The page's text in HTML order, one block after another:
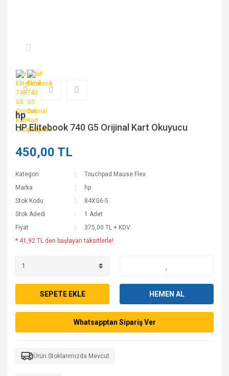
hp
HP Elitebook 740 G5 Orijinal Kart Okuyucu
450,00 TL
Kategori
Touchpad Mause Flex
Marka
hp
Stok Kodu
84XG6-5
Stok Adedi
1 Adet
Fiyat
375,00 TL + KDV
* 41,92 TL den başlayan taksitlerle!
SEPETE EKLE HEMEN AL
Whatsapptan Sipariş Ver
Ürün Stoklarımızda Mevcut